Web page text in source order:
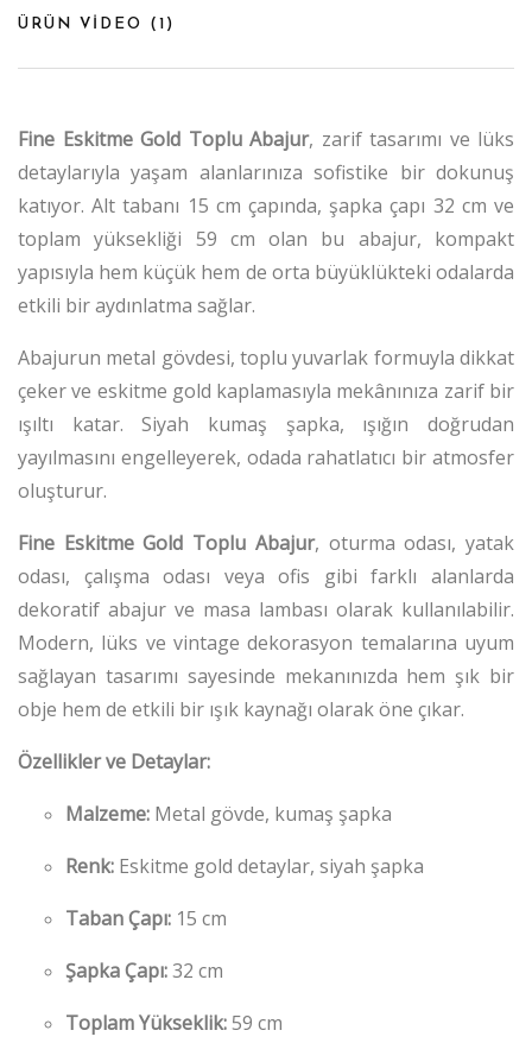
ÜRÜN VİDEO ( 1 )
Fine Eskitme Gold Toplu Abajur, zarif tasarımı ve lüks
detaylarıyla yaşam alanlarınıza sofistike bir dokunuş
katıyor. Alt tabanı 15 cm çapında, şapka çapı 32 cm ve
toplam yüksekliği 59 cm olan bu abajur, kompakt
yapısıyla hem küçük hem de orta büyüklükteki odalarda
etkili bir aydınlatma sağlar.
Abajurun metal gövdesi, toplu yuvarlak formuyla dikkat
çeker ve eskitme gold kaplamasıyla mekânınıza zarif bir
ışıltı katar. Siyah kumaş şapka, ışığın doğrudan
yayılmasını engelleyerek, odada rahatlatıcı bir atmosfer
oluşturur.
Fine Eskitme Gold Toplu Abajur, oturma odası, yatak
odası, çalışma odası veya ofis gibi farklı alanlarda
dekoratif abajur ve masa lambası olarak kullanılabilir.
Modern, lüks ve vintage dekorasyon temalarına uyum
sağlayan tasarımı sayesinde mekanınızda hem şık bir
obje hem de etkili bir ışık kaynağı olarak öne çıkar.
Özellikler ve Detaylar:
Malzeme: Metal gövde, kumaş şapka
Renk: Eskitme gold detaylar, siyah şapka
Taban Çapı: 15 cm
Şapka Çapı:32 cm
Toplam Yükseklik:59 cm